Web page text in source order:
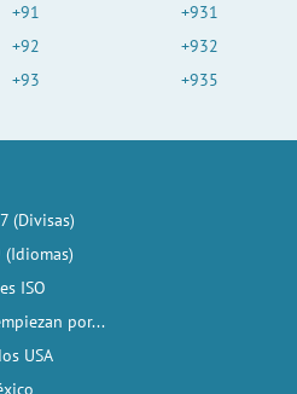
+91
+92
+93
+931
+932
+935
(Divisas)
(Idiomas)
ISO
por...
USA